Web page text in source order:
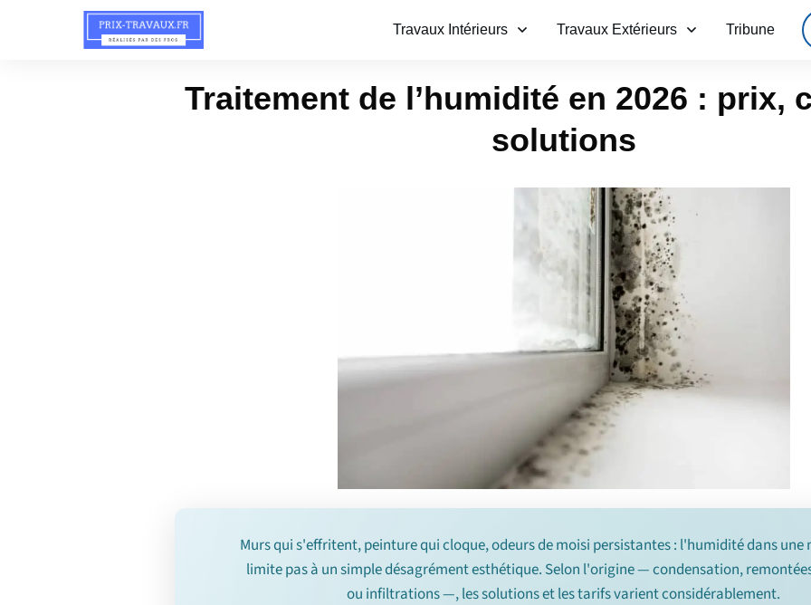
Travaux Intérieurs Travaux Extérieurs Tribune
Traitement de l’humidité en 2026 : prix,
solutions
Murs qui s'effritent, peinture qui cloque, odeurs de moisi persistantes : l'humidité dans une
limite pas à un simple désagrément esthétique. Selon l'origine — condensation,
ou infiltrations —, les solutions et les tarifs varient considérablement.